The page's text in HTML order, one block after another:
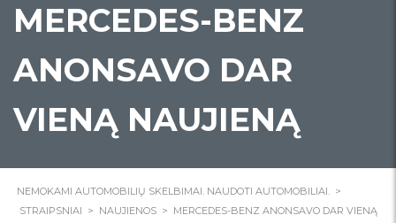
MERCEDES-BENZ
ANONSAVO DAR
VIENĄ NAUJIENĄ
NEMOKAMI AUTOMOBILIŲ SKELBIMAI. NAUDOTI AUTOMOBILIAI. >
STRAIPSNIAI > NAUJIENOS > MERCEDES-BENZ ANONSAVO DAR VIENĄ